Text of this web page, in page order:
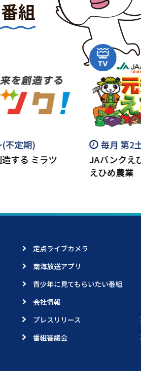
番組
毎月 第2土曜 11:15～
JAバンクえひめ Presents 元気！
定点ライブカメラ
南海放送アプリ
青少年に見てもらいたい番組
会社情報
プレスリリース
番組審議会